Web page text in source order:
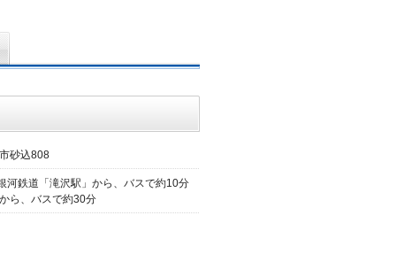
砂込808
河鉄道「滝沢駅」から、バスで約10分
ら、バスで約30分